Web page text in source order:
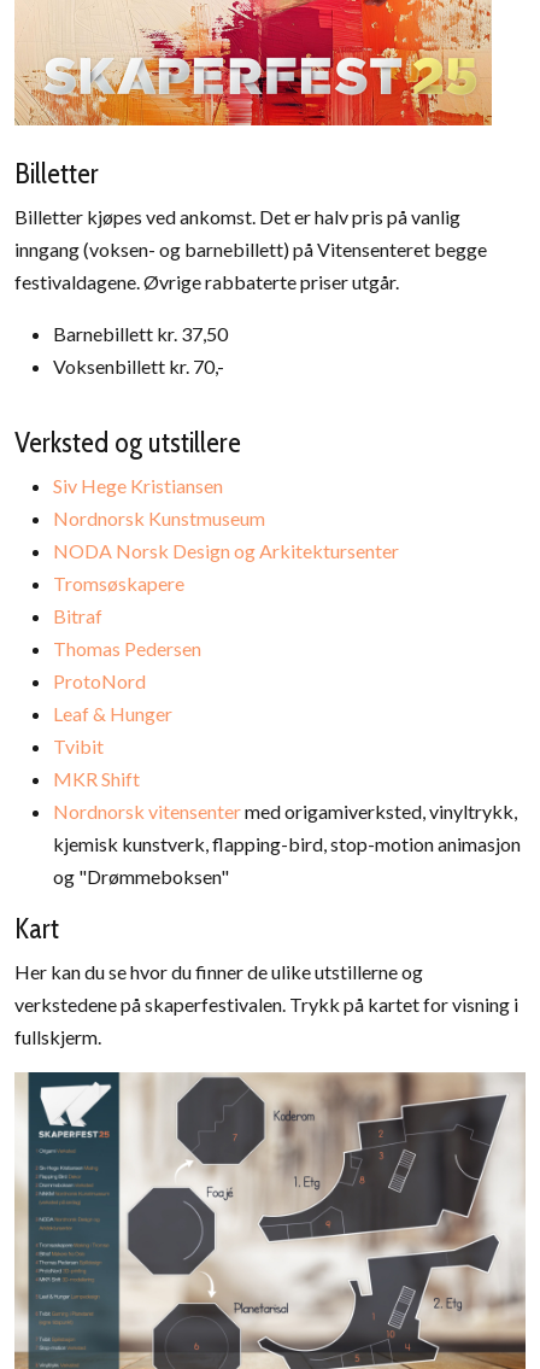
Billetter
Billetter kjøpes ved ankomst. Det er halv pris på vanlig
inngang (voksen- og barnebillett) på Vitensenteret begge
festivaldagene. Øvrige rabbaterte priser utgår.
Barnebillett kr. 37,50
Voksenbillett kr. 70,-
Verksted og utstillere
Siv Hege Kristiansen
Nordnorsk Kunstmuseum
NODA Norsk Design og Arkitektursenter
Tromsøskapere
Bitraf
Thomas Pedersen
ProtoNord
Leaf & Hunger
Tvibit
MKR Shift
Nordnorsk vitensentermed origamiverksted, vinyltrykk,
kjemisk kunstverk, flapping-bird, stop-motion animasjon
og "Drømmeboksen"
Kart
Her kan du se hvor du finner de ulike utstillerne og
verkstedene på skaperfestivalen. Trykk på kartet for visning i
fullskjerm.